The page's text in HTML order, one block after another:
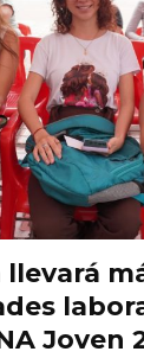
llevará
Joven